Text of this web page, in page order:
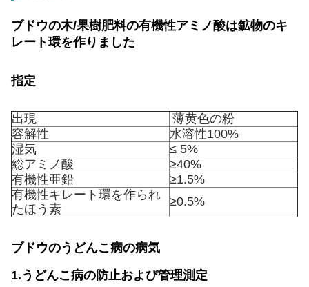
ブドウの木/果樹肥料の有機性アミノ酸は鉱物のキ
レート環を作りました
指定
出現
薄黄色の粉
容解性
水溶性100%
湿気
≤ 5%
総アミノ酸
≥40%
有機性亜鉛
≥1.5%
有機性キレート環を作られ
たほう素
≥0.5%
ブドウのうどんこ病の病気
1.うどんこ病の防止および管理測定